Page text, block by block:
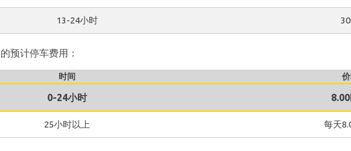
13-24小时
预计停车费用：
时间
0-24小时
25小时以上 每天